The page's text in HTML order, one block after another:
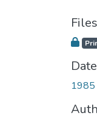
Files
Date
1985